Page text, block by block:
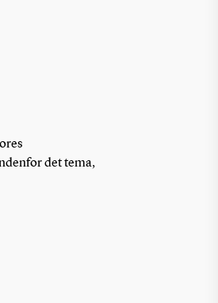
det tema,